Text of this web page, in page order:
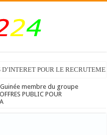
D’INTERET POUR LE
membre du groupe
PUBLIC POUR